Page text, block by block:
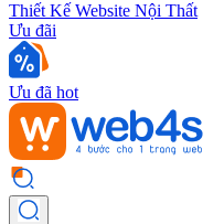
Thiết Kế Website Nội Thất
Ưu đãi
Ưu đã hot